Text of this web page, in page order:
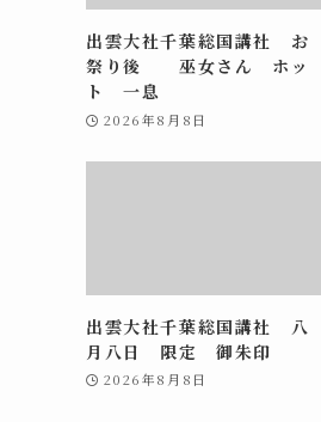
出雲大社千葉総国講社 お
祭り後 巫女さん ホッ
ト 一息
2026年8月8日
出雲大社千葉総国講社 八
月八日 限定 御朱印
2026年8月8日